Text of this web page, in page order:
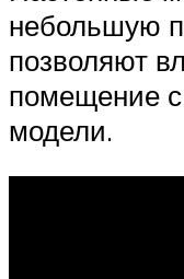
небольшую
позволяют
помещение
модели.